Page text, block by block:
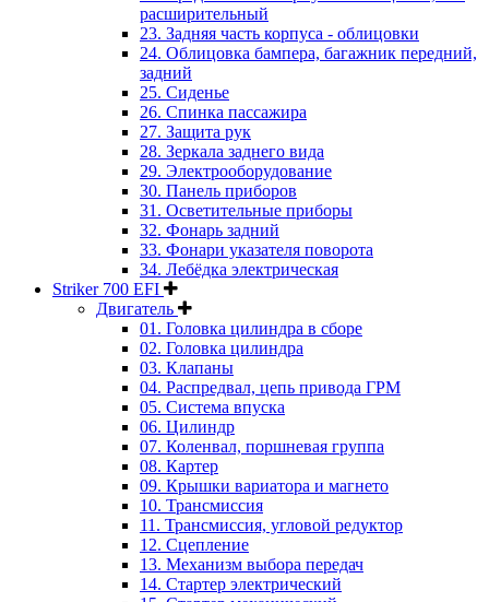
расширительный
23. Задняя часть корпуса - облицовки
24. Облицовка бампера, багажник передний,
задний
25. Сиденье
26. Спинка пассажира
27. Защита рук
28. Зеркала заднего вида
29. Электрооборудование
30. Панель приборов
31. Oсветительные приборы
32. Фонарь задний
33. Фонари указателя поворота
34. Лебёдка электрическая
Striker 700 EFI
Двигатель
01. Головка цилиндра в сборе
02. Головка цилиндра
03. Клапаны
04. Распредвал, цепь привода ГРМ
05. Система впуска
06. Цилиндр
07. Коленвал, поршневая группа
08. Картер
09. Крышки вариатора и магнето
10. Трансмиссия
11. Трансмиссия, угловой редуктор
12. Сцепление
13. Механизм выбора передач
14. Стартер электрический